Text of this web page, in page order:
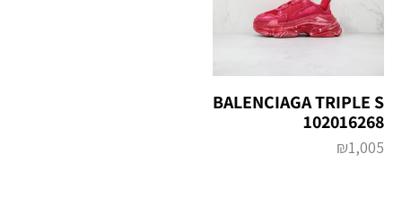
BALENCIAGA TRIPLE S
102016268
₪1,005